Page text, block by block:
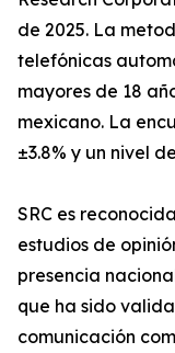
de 2025. La
telefónicas
mayores de 18
mexicano. La
±3.8% y un nivel
SRC es
estudios de
presencia
que ha sido
comunicación